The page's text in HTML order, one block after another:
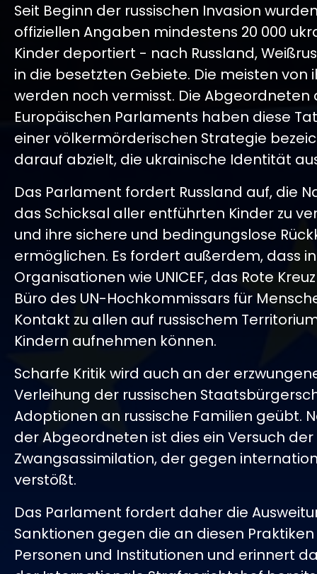
Seit Beginn der russischen Invasion
offiziellen Angaben mindestens 20 000
Kinder deportiert - nach Russland,
in die besetzten Gebiete. Die meisten von
werden noch vermisst. Die Abgeordneten
Europäischen Parlaments haben diese
einer völkermörderischen Strategie
darauf abzielt, die ukrainische Identität
Das Parlament fordert Russland auf, die
das Schicksal aller entführten Kinder zu
und ihre sichere und bedingungslose
ermöglichen. Es fordert außerdem, dass
Organisationen wie UNICEF, das Rote
Büro des UN-Hochkommissars für
Kontakt zu allen auf russischem
Kindern aufnehmen können.
Scharfe Kritik wird auch an der
Verleihung der russischen
Adoptionen an russische Familien geübt.
der Abgeordneten ist dies ein Versuch der
Zwangsassimilation, der gegen
verstößt.
Das Parlament fordert daher die
Sanktionen gegen die an diesen
Personen und Institutionen und erinnert